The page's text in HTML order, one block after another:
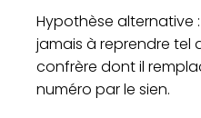
Hypothèse alternative
jamais à reprendre tel
confrère dont il
numéro par le sien.